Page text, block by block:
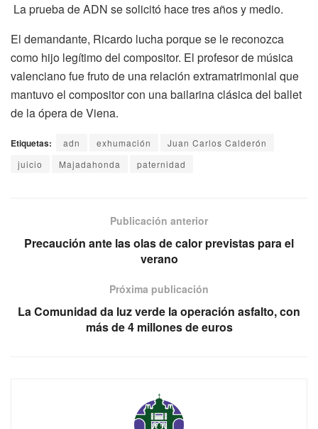
La prueba de ADN se solicitó hace tres años y medio.
El demandante, Ricardo lucha porque se le reconozca
como hijo legítimo del compositor. El profesor de música
valenciano fue fruto de una relación extramatrimonial que
mantuvo el compositor con una bailarina clásica del ballet
de la ópera de Viena.
Etiquetas: adn exhumación
Juan Carlos Calderón
juicio
Majadahonda paternidad
Publicación anterior
Precaución ante las olas de calor previstas para el
verano
Próxima publicación
La Comunidad da luz verde la operación asfalto, con
más de 4 millones de euros